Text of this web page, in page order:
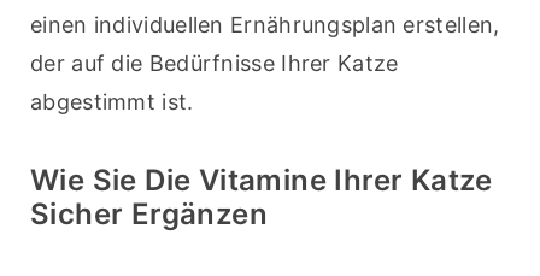
einen individuellen Ernährungsplan erstellen,
der auf die Bedürfnisse Ihrer Katze
abgestimmt ist.
Wie Sie Die Vitamine Ihrer Katze
Sicher Ergänzen